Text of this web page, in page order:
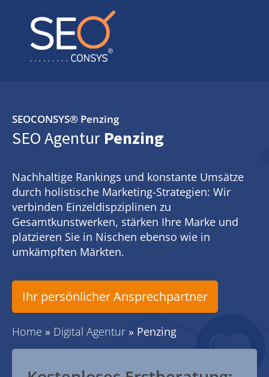
SEOCONSYS® Penzing
SEO Agentur Penzing
Nachhaltige Rankings und konstante Umsätze
durch holistische Marketing-Strategien: Wir
verbinden Einzeldispziplinen zu
Gesamtkunstwerken, stärken Ihre Marke und
platzieren Sie in Nischen ebenso wie in
umkämpften Märkten.
Ihr persönlicher Ansprechpartner
Home » Digital Agentur » Penzing